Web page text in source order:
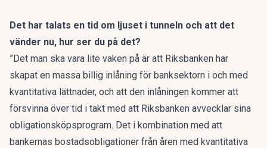
Det har talats en tid om ljuset i tunneln och att det
vänder nu, hur ser du på det?
”Det man ska vara lite vaken på är att Riksbanken har
skapat en massa billig inlåning för banksektorn i och med
kvantitativa lättnader, och att den inlåningen kommer att
försvinna över tid i takt med att Riksbanken avvecklar sina
obligationsköpsprogram. Det i kombination med att
bankernas bostadsobligationer från åren med kvantitativa